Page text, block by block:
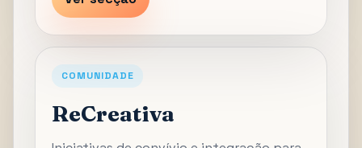
COMUNIDADE
ReCreativa